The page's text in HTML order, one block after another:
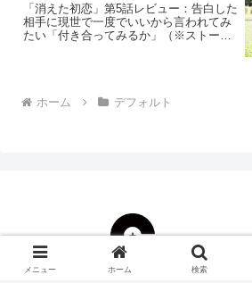
「消えた初恋」第5話レビュー：告白した
相手に現世で一度でいいから言われてみ
たい「付き合ってみるか」（※ストーリ
ホーム デフォルト
© 2000 CINEMAS＋.
メニュー ホーム 検索